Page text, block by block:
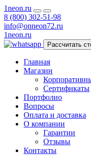
1neon.ru
8 (800) 302-51-98
info@onneon72.ru
1neon.ru
Рассчитать
Главная
Магазин
Сертификаты
Портфолио
Вопросы
Оплата и доставка
О компании
Гарантии
Отзывы
Контакты